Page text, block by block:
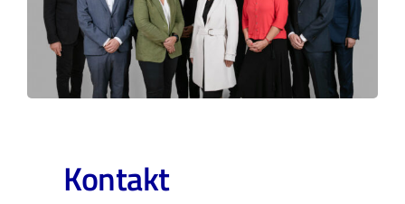
Kontakt